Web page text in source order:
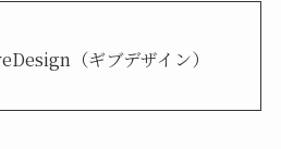
（ギブデザイン）